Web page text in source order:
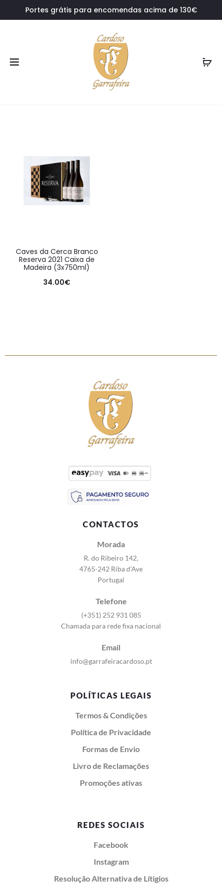
Portes grátis para encomendas acima de 130€
Caves da Cerca Branco
Reserva 2021 Caixa de
Madeira (3x750ml)
34.00€
CONTACTOS
Morada
R. do Ribeiro 142,
4765-242 Riba d'Ave
Portugal
Telefone
(+351) 252 931 085
Chamada para rede fixa nacional
Email
info@garrafeiracardoso.pt
POLÍTICAS LEGAIS
Termos & Condições
Política de Privacidade
Formas de Envio
Livro de Reclamações
Promoções ativas
REDES SOCIAIS
Facebook
Instagram
Resolução Alternativa de Lítigios